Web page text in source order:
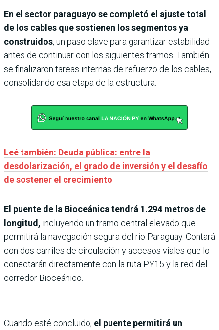
En el sector paraguayo se completó el ajuste total
de los cables que sostienen los segmentos ya
construidos, un paso clave para garantizar estabilidad
antes de continuar con los siguientes tramos. También
se finalizaron tareas internas de refuerzo de los cables,
consolidando esa etapa de la estructura.
Leé también: Deuda pública: entre la
desdolarización, el grado de inversión y el desafío
de sostener el crecimiento
El puente de la Bioceánica tendrá 1.294 metros de
longitud, incluyendo un tramo central elevado que
permitirá la navegación segura del río Paraguay. Contará
con dos carriles de circulación y accesos viales que lo
conectarán directamente con la ruta PY15 y la red del
corredor Bioceánico.
Cuando esté concluido, el puente permitirá un